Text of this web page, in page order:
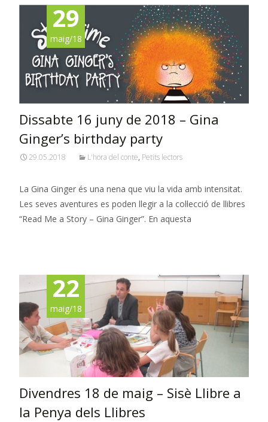
29
maig/18
Dissabte 16 juny de 2018 – Gina
Ginger’s birthday party
29.05.2018 L'hora del conte, Petits lectors
La Gina Ginger és una nena que viu la vida amb intensitat.
Les seves aventures es poden llegir a la col·lecció de llibres
“Read Me a Story – Gina Ginger”. En aquesta
22
maig/18
Divendres 18 de maig – Sisè Llibre a
la Penya dels Llibres